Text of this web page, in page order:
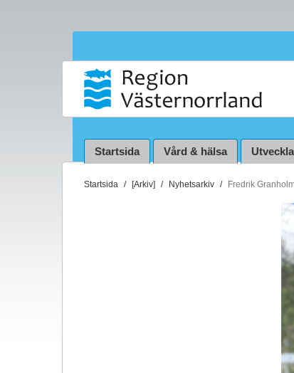
Startsida Vård & hälsa
D
Startsida [Arkiv] Nyhetsarkiv Fredrik